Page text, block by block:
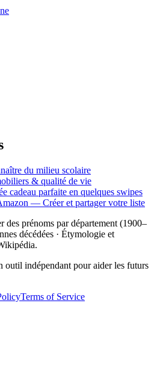
du milieu scolaire
& qualité de vie
cadeau parfaite en quelques swipes
— Créer et partager votre liste
prénoms par département (1900–
décédées · Étymologie et
indépendant pour aider les futurs
Terms of Service